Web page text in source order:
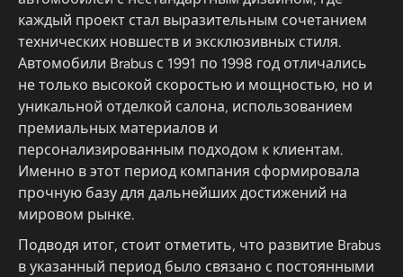
каждый проект стал выразительным сочетанием
технических новшеств и эксклюзивных стиля.
Автомобили Brabus с 1991 по 1998 год отличались
не только высокой скоростью и мощностью, но и
уникальной отделкой салона, использованием
премиальных материалов и
персонализированным подходом к клиентам.
Именно в этот период компания сформировала
прочную базу для дальнейших достижений на
мировом рынке.
Подводя итог, стоит отметить, что развитие Brabus
в указанный период было связано с постоянными